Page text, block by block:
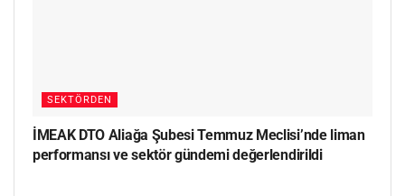
SEKTÖRDEN
İMEAK DTO Aliağa Şubesi Temmuz Meclisi’nde liman
performansı ve sektör gündemi değerlendirildi